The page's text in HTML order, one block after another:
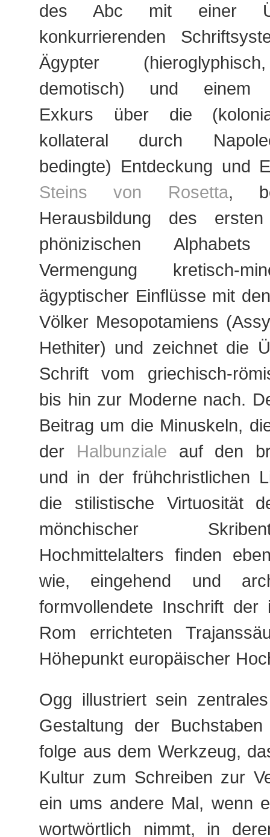
des Abc mit einer
konkurrierenden
Ägypter
demotisch) und einem
Exkurs über die
kollateral durch
bedingte) Entdeckung und
Steins von Rosetta,
Herausbildung des
phönizischen
Vermengung kretisch-
ägyptischer Einflüsse mit
Völker Mesopotamiens
Hethiter) und zeichnet die
Schrift vom griechisch-
bis hin zur Moderne nach.
Beitrag um die Minuskeln,
der Halbunziale auf den
und in der frühchristlichen
die stilistische Virtuosität
mönchischer
Hochmittelalters finden
wie, eingehend und
formvollendete Inschrift
Rom errichteten
Höhepunkt europäischer
Ogg illustriert sein
Gestaltung der
folge aus dem Werkzeug,
Kultur zum Schreiben zur
ein ums andere Mal, wenn
wortwörtlich nimmt, in